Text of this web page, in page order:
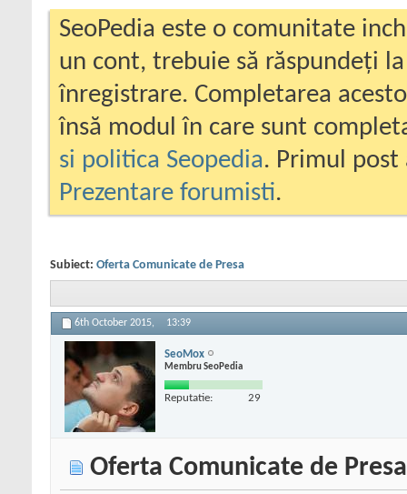
SeoPedia este o comunitate
un cont, trebuie să răspundeți
înregistrare. Completarea
însă modul în care sunt
si politica Seopedia. Primul
Prezentare forumisti.
Subiect: Oferta Comunicate de Presa
6th October 2015, 13:39
SeoMox
Membru SeoPedia
Reputatie: 29
Oferta Comunicate de Presa